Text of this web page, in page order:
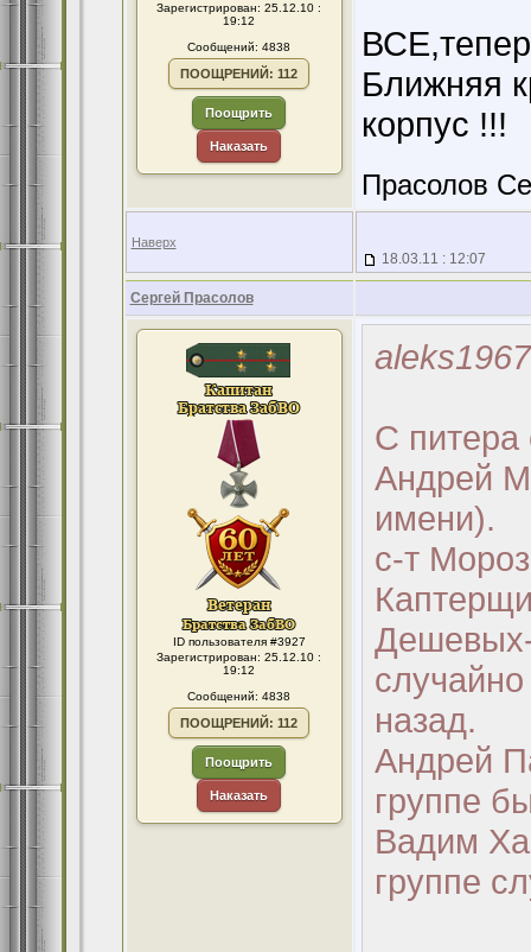
Зарегистрирован: 25.12.10 :
19:12
Сообщений: 4838
ПООЩРЕНИЙ: 112
Поощрить
Наказать
Ближняя
корпус !!!
Прасолов
Наверх
18.03.11 : 12:07
Сергей Прасолов
ID пользователя #3927
Зарегистрирован: 25.12.10 :
19:12
Сообщений: 4838
ПООЩРЕНИЙ: 112
Поощрить
Наказать
С питера
Андрей
имени).
с-т
назад.
Андрей
группе
Вадим
группе